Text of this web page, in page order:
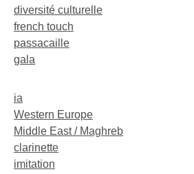
diversité culturelle
french touch
passacaille
gala
ia
Western Europe
Middle East / Maghreb
clarinette
imitation